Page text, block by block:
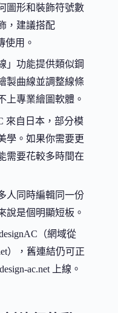
圖形和裝飾符號數
，建議搭配
使用。
」功能提供類似鋼
製曲線並調整線條
上專業繪圖軟體。
來自日本，部分模
學。如果你需要更
需要花較多時間在
人同時編輯同一份
說是個明顯短板。
（網域從
），舊連結仍可正
ac.net 上線。